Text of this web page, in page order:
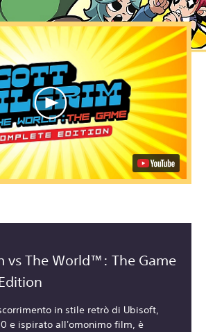
vs The World™: The Game
in stile retrò di Ubisoft,
e ispirato all'omonimo film, è